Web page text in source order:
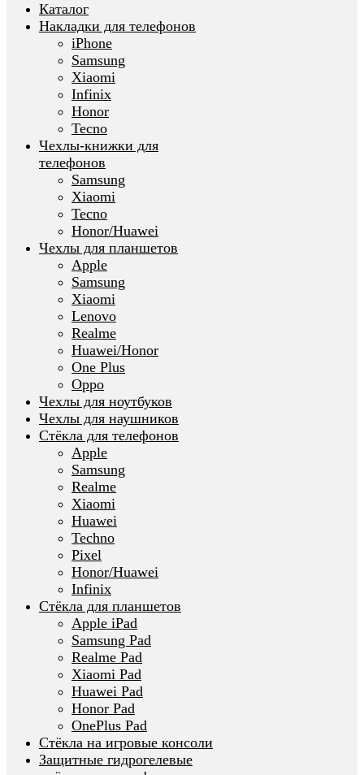
Каталог
Накладки для телефонов
iPhone
Samsung
Xiaomi
Infinix
Honor
Tecno
Чехлы-книжки для
телефонов
Samsung
Xiaomi
Tecno
Honor/Huawei
Чехлы для планшетов
Apple
Samsung
Xiaomi
Lenovo
Realme
Huawei/Honor
One Plus
Oppo
Чехлы для ноутбуков
Чехлы для наушников
Стёкла для телефонов
Apple
Samsung
Realme
Xiaomi
Huawei
Techno
Pixel
Honor/Huawei
Infinix
Стёкла для планшетов
Apple iPad
Samsung Pad
Realme Pad
Xiaomi Pad
Huawei Pad
Honor Pad
OnePlus Pad
Стёкла на игровые консоли
Защитные гидрогелевые